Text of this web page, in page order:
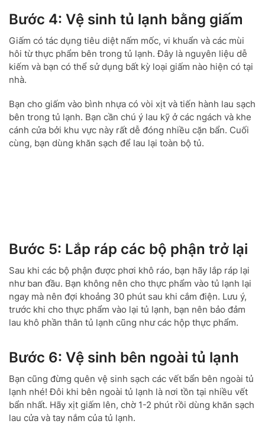
Bước 4: Vệ sinh tủ lạnh bằng giấm
Giấm có tác dụng tiêu diệt nấm mốc, vi khuẩn và các mùi
hôi từ thực phẩm bên trong tủ lạnh. Đây là nguyên liệu dễ
kiếm và bạn có thể sử dụng bất kỳ loại giấm nào hiện có tại
nhà.
Bạn cho giấm vào bình nhựa có vòi xịt và tiến hành lau sạch
bên trong tủ lạnh. Bạn cần chú ý lau kỹ ở các ngách và khe
cánh cửa bởi khu vực này rất dễ đóng nhiều cặn bẩn. Cuối
cùng, bạn dùng khăn sạch để lau lại toàn bộ tủ.
Bước 5: Lắp ráp các bộ phận trở lại
Sau khi các bộ phận được phơi khô ráo, bạn hãy lắp ráp lại
như ban đầu. Bạn không nên cho thực phẩm vào tủ lạnh lại
ngay mà nên đợi khoảng 30 phút sau khi cắm điện. Lưu ý,
trước khi cho thực phẩm vào lại tủ lạnh, bạn nên bảo đảm
lau khô phần thân tủ lạnh cũng như các hộp thực phẩm.
Bước 6: Vệ sinh bên ngoài tủ lạnh
Bạn cũng đừng quên vệ sinh sạch các vết bẩn bên ngoài tủ
lạnh nhé! Đôi khi bên ngoài tủ lạnh là nơi tồn tại nhiều vết
bẩn nhất. Hãy xịt giấm lên, chờ 1-2 phút rồi dùng khăn sạch
lau cửa và tay nắm của tủ lạnh.